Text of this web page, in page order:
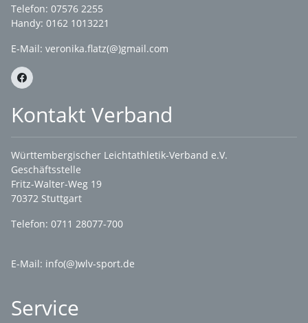
Telefon: 07576 2255
Handy: 0162 1013221
E-Mail: veronika.flatz(@)gmail.com
Kontakt Verband
Württembergischer Leichtathletik-Verband e.V.
Geschäftsstelle
Fritz-Walter-Weg 19
70372 Stuttgart
Telefon: 0711 28077-700
E-Mail: info(@)wlv-sport.de
Service